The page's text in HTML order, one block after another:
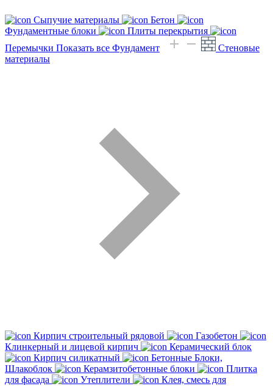
Сыпучие материалы
Бетон
Фундаментные блоки
Плиты перекрытия
Перемычки Показать все Фундамент
Стеновые
материалы
Кирпич строительный рядовой
Газобетон
Клинкерный и лицевой кирпич
Керамический блок
Кирпич силикатный
Бетонные Блоки,
Шлакоблок
Керамзитобетонные блоки
Плитка
для фасада
Утеплители
Клея, смесь для